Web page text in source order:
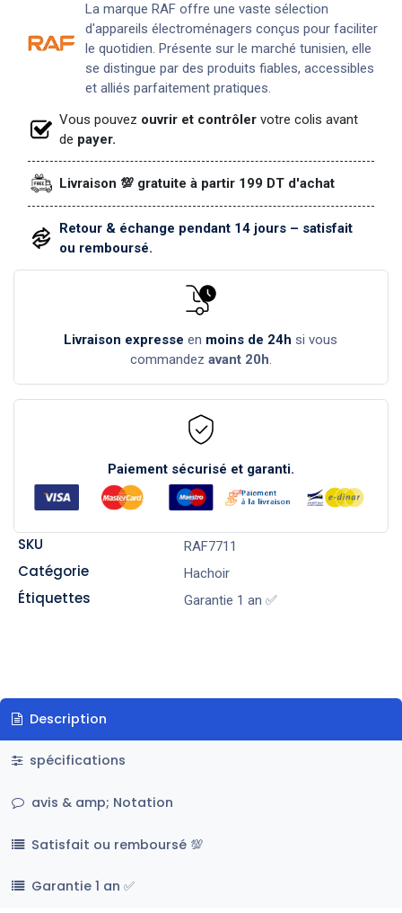
La marque RAF offre une vaste sélection
d'appareils électroménagers conçus pour faciliter
le quotidien. Présente sur le marché tunisien, elle
se distingue par des produits fiables, accessibles
et alliés parfaitement pratiques.
Vous pouvez ouvrir et contrôler votre colis avant
de payer.
Livraison 💯 gratuite à partir 199 DT d'achat
Retour & échange pendant 14 jours – satisfait
ou remboursé.
Livraison expresse en moins de 24h si vous
commandez avant 20h.
Paiement sécurisé et garanti.
SKU RAF7711
Catégorie Hachoir
Étiquettes Garantie 1 an ✅
Description
spécifications
avis & amp; Notation
Satisfait ou remboursé 💯
Garantie 1 an ✅